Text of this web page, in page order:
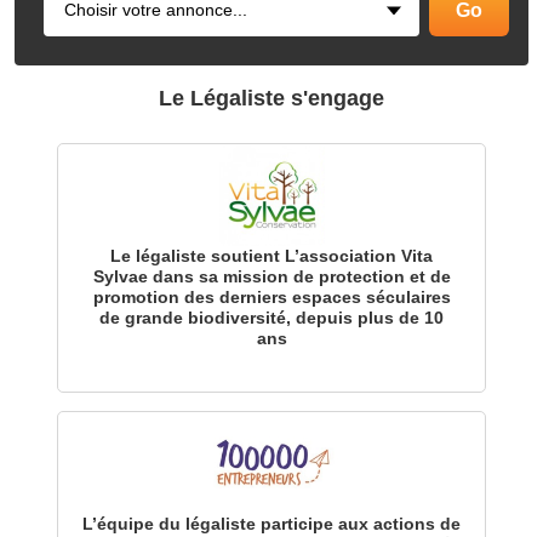
Le Légaliste s'engage
Le légaliste soutient L’association Vita
Sylvae dans sa mission de protection et de
promotion des derniers espaces séculaires
de grande biodiversité, depuis plus de 10
ans
L’équipe du légaliste participe aux actions de